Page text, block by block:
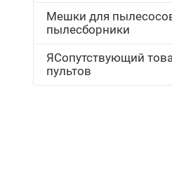
Мешки для
пылесборники
ЯСопутствующий
пультов